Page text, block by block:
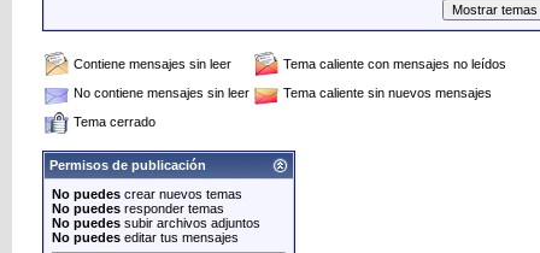
Contiene mensajes sin leer
Tema caliente con mensajes no leídos
No contiene mensajes sin leer
Tema caliente sin nuevos mensajes
Tema cerrado
Permisos de publicación
No puedes crear nuevos temas
No puedes responder temas
No puedes subir archivos adjuntos
No puedes editar tus mensajes